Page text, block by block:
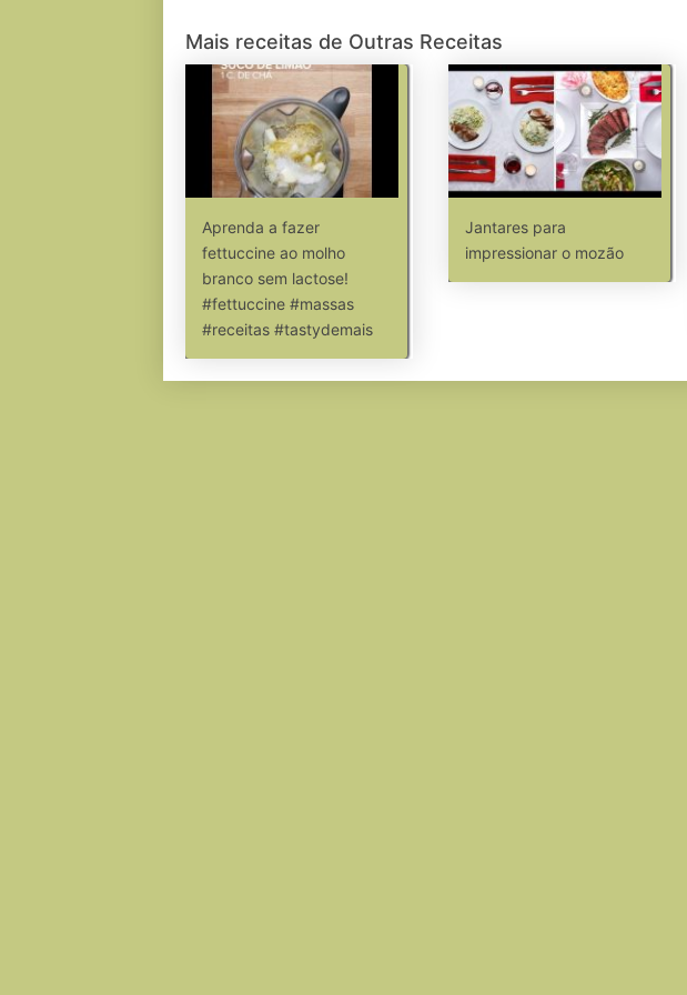
Mais receitas de Outras Receitas
Aprenda a fazer
fettuccine ao molho
branco sem lactose!
#fettuccine #massas
#receitas #tastydemais
Jantares para
impressionar o mozão